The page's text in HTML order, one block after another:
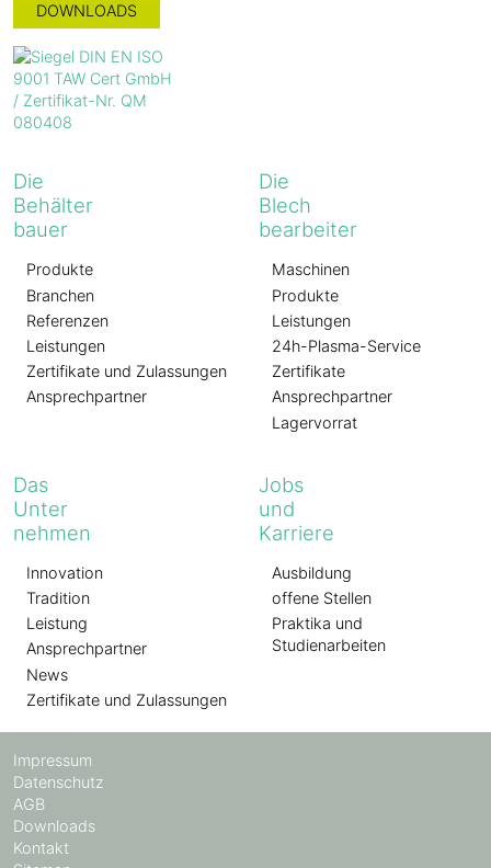
DOWNLOADS
Die
Behälter
bauer
Produkte
Branchen
Referenzen
Leistungen
Zertifikate und Zulassungen
Ansprechpartner
Die
Blech
bearbeiter
Maschinen
Produkte
Leistungen
24h-Plasma-Service
Zertifikate
Ansprechpartner
Lagervorrat
Das
Unter
nehmen
Innovation
Tradition
Leistung
Ansprechpartner
News
Zertifikate und Zulassungen
Jobs
und
Karriere
Ausbildung
offene Stellen
Praktika und
Studienarbeiten
Impressum
Datenschutz
AGB
Downloads
Kontakt